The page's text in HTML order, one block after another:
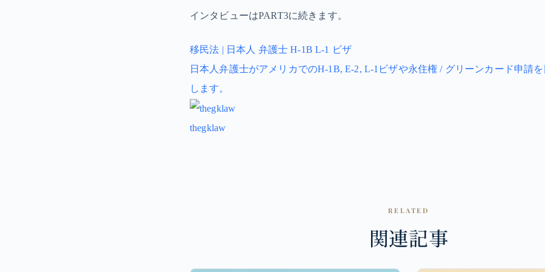
インタビューはPART3に続きます。
移民法 | 日本人 弁護士 H-1B L-1 ビザ
日本人弁護士がアメリカでのH-1B, E-2, L-1ビザや永住権 / グリーンカード申請
します。
thegklaw
RELATED
関連記事